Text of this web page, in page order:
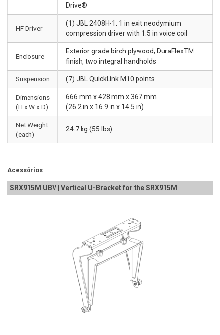
Drive®
HF Driver
(1) JBL 2408H-1, 1 in exit neodymium
compression driver with 1.5 in voice coil
Enclosure
Exterior grade birch plywood, DuraFlexTM
finish, two integral handholds
Suspension (7) JBL QuickLink M10 points
Dimensions
(H x W x D)
666 mm x 428 mm x 367 mm
(26.2 in x 16.9 in x 14.5 in)
Net Weight
(each)
24.7 kg (55 lbs)
Acessórios
SRX915M UBV | Vertical U-Bracket for the SRX915M